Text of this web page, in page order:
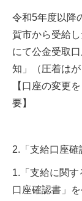
令和5年度以降
賀市から受給
にて公金受取
知」（圧着は
【口座の変更
要】
2.「支給口座確
1.「支給に関
口座確認書」